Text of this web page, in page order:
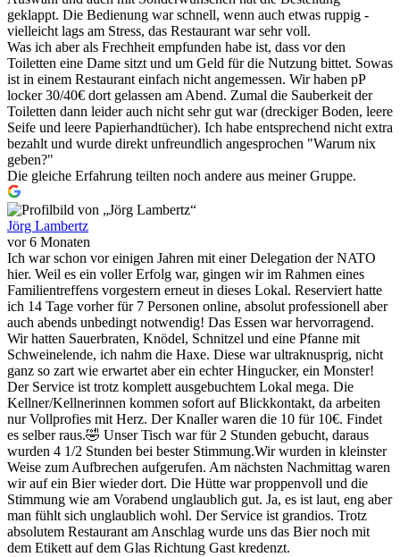
geklappt. Die Bedienung war schnell, wenn auch etwas ruppig -
vielleicht lags am Stress, das Restaurant war sehr voll.
Was ich aber als Frechheit empfunden habe ist, dass vor den
Toiletten eine Dame sitzt und um Geld für die Nutzung bittet. Sowas
ist in einem Restaurant einfach nicht angemessen. Wir haben pP
locker 30/40€ dort gelassen am Abend. Zumal die Sauberkeit der
Toiletten dann leider auch nicht sehr gut war (dreckiger Boden, leere
Seife und leere Papierhandtücher). Ich habe entsprechend nicht extra
bezahlt und wurde direkt unfreundlich angesprochen "Warum nix
geben?"
Die gleiche Erfahrung teilten noch andere aus meiner Gruppe.
Jörg Lambertz
vor 6 Monaten
Ich war schon vor einigen Jahren mit einer Delegation der NATO
hier. Weil es ein voller Erfolg war, gingen wir im Rahmen eines
Familientreffens vorgestern erneut in dieses Lokal. Reserviert hatte
ich 14 Tage vorher für 7 Personen online, absolut professionell aber
auch abends unbedingt notwendig! Das Essen war hervorragend.
Wir hatten Sauerbraten, Knödel, Schnitzel und eine Pfanne mit
Schweinelende, ich nahm die Haxe. Diese war ultraknusprig, nicht
ganz so zart wie erwartet aber ein echter Hingucker, ein Monster!
Der Service ist trotz komplett ausgebuchtem Lokal mega. Die
Kellner/Kellnerinnen kommen sofort auf Blickkontakt, da arbeiten
nur Vollprofies mit Herz. Der Knaller waren die 10 für 10€. Findet
es selber raus.🤣 Unser Tisch war für 2 Stunden gebucht, daraus
wurden 4 1/2 Stunden bei bester Stimmung.Wir wurden in kleinster
Weise zum Aufbrechen aufgerufen. Am nächsten Nachmittag waren
wir auf ein Bier wieder dort. Die Hütte war proppenvoll und die
Stimmung wie am Vorabend unglaublich gut. Ja, es ist laut, eng aber
man fühlt sich unglaublich wohl. Der Service ist grandios. Trotz
absolutem Restaurant am Anschlag wurde uns das Bier noch mit
dem Etikett auf dem Glas Richtung Gast kredenzt.